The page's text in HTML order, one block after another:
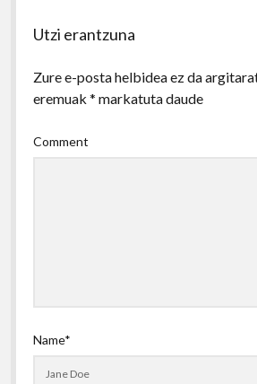
Utzi erantzuna
Zure e-posta helbidea ez da
eremuak * markatuta daude
Comment
Name*